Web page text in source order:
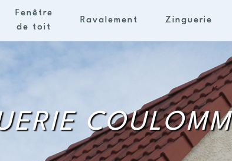
Fenêtre
de toit
Ravalement Zinguerie